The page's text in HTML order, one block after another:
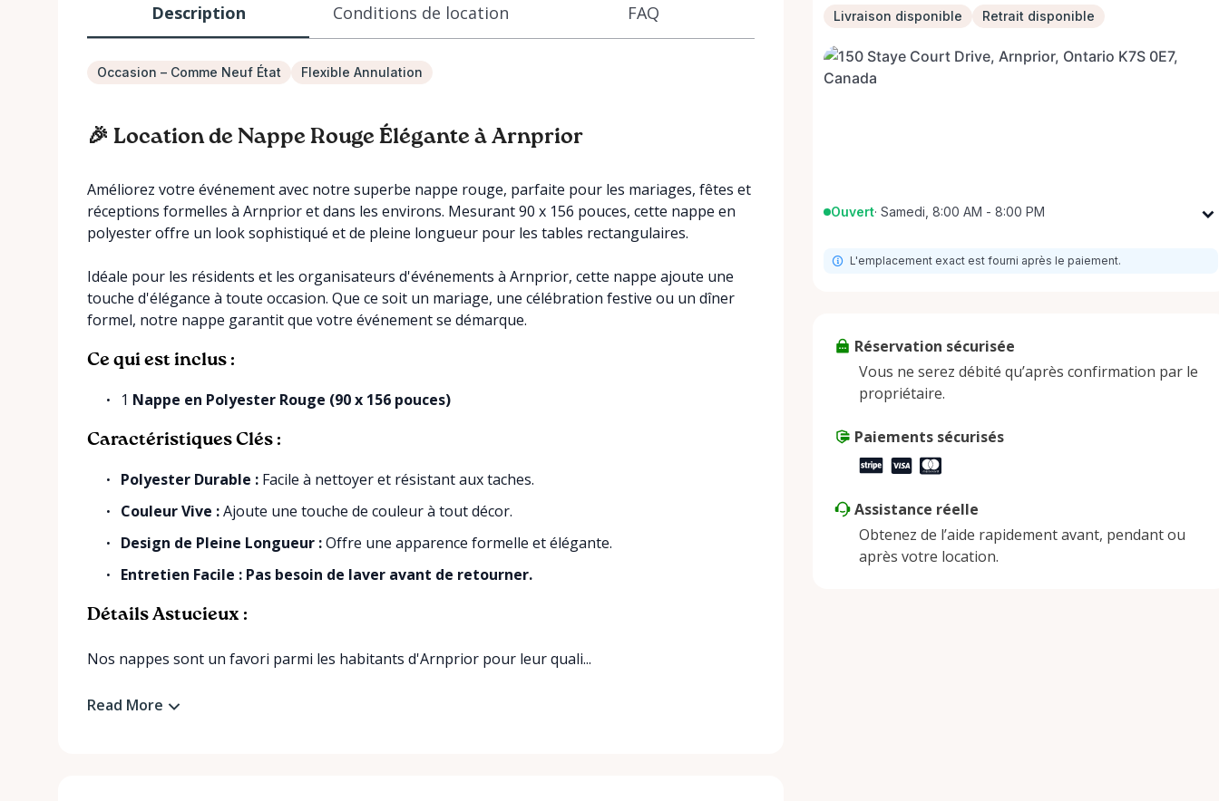
Description Conditions de location FAQ
Occasion – Comme Neuf État Flexible Annulation
🎉 Location de Nappe Rouge Élégante à Arnprior
Améliorez votre événement avec notre superbe nappe rouge, parfaite pour les mariages, fêtes et
réceptions formelles à Arnprior et dans les environs. Mesurant 90 x 156 pouces, cette nappe en
polyester offre un look sophistiqué et de pleine longueur pour les tables rectangulaires.
Idéale pour les résidents et les organisateurs d'événements à Arnprior, cette nappe ajoute une
touche d'élégance à toute occasion. Que ce soit un mariage, une célébration festive ou un dîner
formel, notre nappe garantit que votre événement se démarque.
Ce qui est inclus :
1 Nappe en Polyester Rouge (90 x 156 pouces)
Caractéristiques Clés :
Polyester Durable : Facile à nettoyer et résistant aux taches.
Couleur Vive :Ajoute une touche de couleur à tout décor.
Design de Pleine Longueur :Offre une apparence formelle et élégante.
Entretien Facile : Pas besoin de laver avant de retourner.
Détails Astucieux :
Nos nappes sont un favori parmi les habitants d'Arnprior pour leur quali...
Read More
Livraison disponible Retrait disponible
Ouvert· Samedi, 8:00 AM - 8:00 PM
Mardi
Vendredi
Samedi
8:00 AM - 8:00 PM
Dimanche
L'emplacement exact est fourni après le paiement.
Réservation sécurisée
Vous ne serez débité qu’après confirmation par le
propriétaire.
Paiements sécurisés
Assistance réelle
Obtenez de l’aide rapidement avant, pendant ou
après votre location.